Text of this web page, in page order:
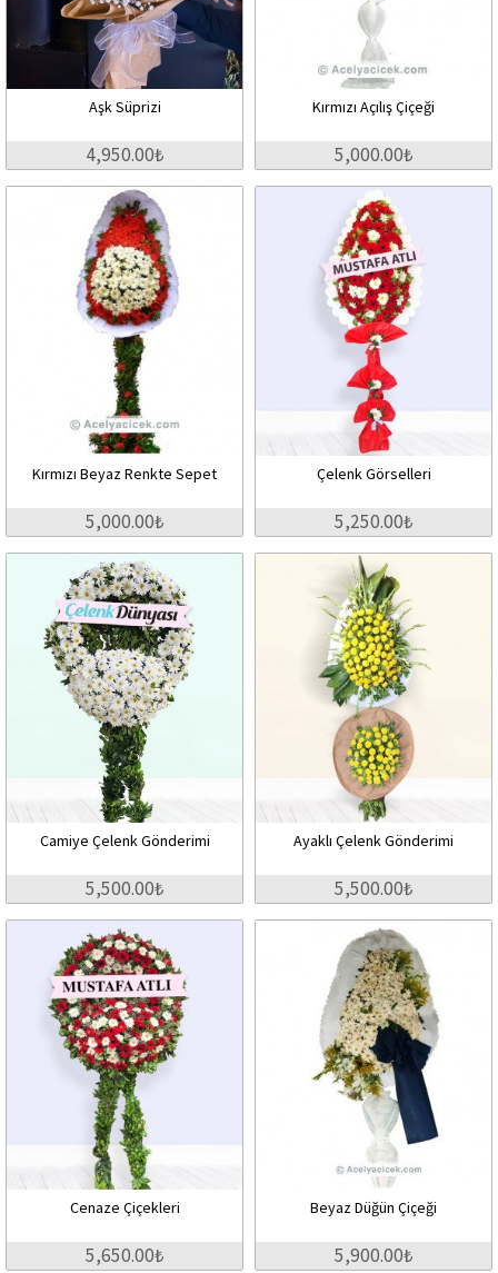
Aşk Süprizi
4,950.00₺
Kırmızı Açılış Çiçeği
5,000.00₺
Kırmızı Beyaz Renkte Sepet
5,000.00₺
Çelenk Görselleri
5,250.00₺
Camiye Çelenk Gönderimi
5,500.00₺
Ayaklı Çelenk Gönderimi
5,500.00₺
Cenaze Çiçekleri
5,650.00₺
Beyaz Düğün Çiçeği
5,900.00₺